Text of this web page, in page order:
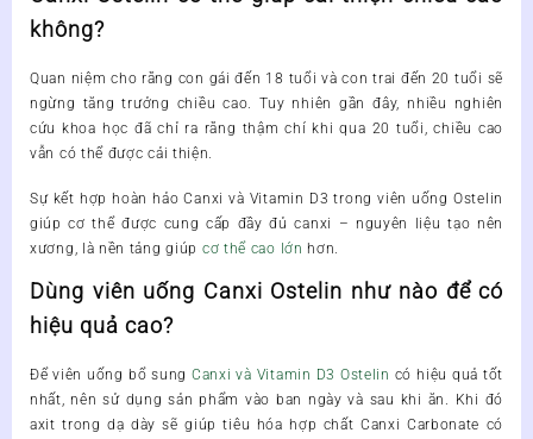
không?
Quan niệm cho rằng con gái đến 18 tuổi và con trai đến 20 tuổi sẽ
ngừng tăng trưởng chiều cao. Tuy nhiên gần đây, nhiều nghiên
cứu khoa học đã chỉ ra rằng thậm chí khi qua 20 tuổi, chiều cao
vẫn có thể được cải thiện.
Sự kết hợp hoàn hảo Canxi và Vitamin D3 trong viên uống Ostelin
giúp cơ thể được cung cấp đầy đủ canxi – nguyên liệu tạo nên
xương, là nền tảng giúp cơ thể cao lớn hơn.
Dùng viên uống Canxi Ostelin như nào để có
hiệu quả cao?
Để viên uống bổ sung Canxi và Vitamin D3 Ostelin có hiệu quả tốt
nhất, nên sử dụng sản phẩm vào ban ngày và sau khi ăn. Khi đó
axit trong dạ dày sẽ giúp tiêu hóa hợp chất Canxi Carbonate có